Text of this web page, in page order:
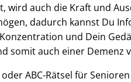
wird auch die Kraft und
dadurch kannst Du
und Dein
somit auch einer Demenz
ABC-Rätsel für